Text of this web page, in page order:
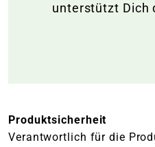
unterstützt Dich
Produktsicherheit
Verantwortlich für die